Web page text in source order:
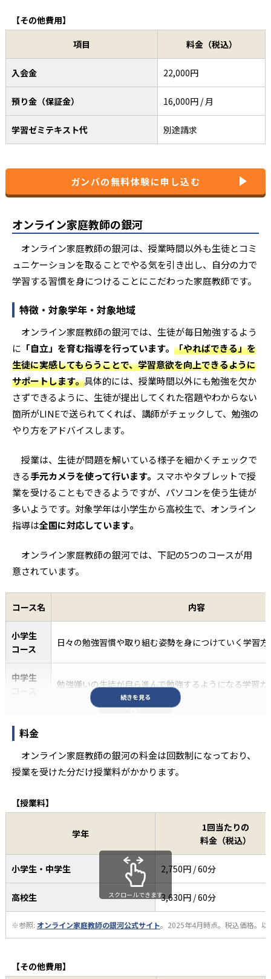
小学生（中学受験）
45分：18,100円 / 月
90分：24,100円 / 月
45分：24,100円
60分：28,100円
90分：36,100円
中学生
30分：15,100円 / 月
45分：16,600円 / 月
60分：18,100円 / 月
90分：21,100円 / 月
30分：18,100円
45分：20,100円
60分：24,100円
45分：21,400円 / 月
60分：23,400円 / 月
90分：27,400円 / 月
45分：27,400円
60分：31,400円
90分：39,400円
※参照:オンライン家庭教師ガンバ公式サイト
スクロールできます
【その他費用】
項目
料金（税込）
入会金 22,000円
預り金（保証金） 16,000円 / 月
学習ゼミテキスト代 別途請求
ガンバの無料体験に申し込む
オンライン家庭教師の銀河
オンライン家庭教師の銀河は、授業時間以外も生徒とコミ
ュニケーションを取ることでやる気を引き出し、自分の力で
学習する習慣を身につけることにこだわった家庭教師です。
特徴・対象学年・対象地域
オンライン家庭教師の銀河では、生徒が毎日勉強するよう
に 「自立」を育む指導を行っています。 「やればできる」を
生徒に実感してもらうことで、学習意欲を向上できるように
サポートします。具体的には、授業時間以外にも勉強を欠か
さずできるように、生徒が提出してくれた宿題やわからない
箇所がLINEで送られてくれば、講師がチェックして、勉強の
やり方をアドバイスします。
授業は、生徒が問題を解いている様子を細かくチェックで
きる手元カメラを使って行います。 スマホやタブレットで授
業を受けることもできるようですが、パソコンを使う生徒が
多いようです。対象学年は小学生から高校生で、オンライン
指導は全国に対応しています。
オンライン家庭教師の銀河では、下記の5つのコースが用
意されています。
続きを見る
コース名 内容
小学生
コース
日々の勉強習慣や取り組む姿勢を身につけていく学習
中学生
勉強嫌いの生徒が自ら進んで勉強するようになる学習カ
コース
高校受験
コース
テストの点数にこだわった内申点対策＆受験対策
大学入試
コース
料金
オンライン家庭教師の銀河の料金は回数制になっており、
授業を受けた分だけ授業料がかかります。
【授業料】
学年
1回当たりの
料金（税込）
小学生・中学生 2,750円 / 60分
高校生 3,630円 / 60分
※参照: オンライン家庭教師の銀河公式サイト。2025年4月時点。税込価格。以
スクロールできます
【その他費用】